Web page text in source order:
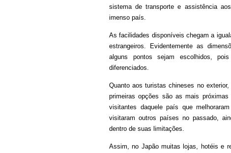
sistema de transporte e assistência
imenso país.
As facilidades disponíveis chegam a
estrangeiros. Evidentemente as
alguns pontos sejam escolhidos,
diferenciados.
Quanto aos turistas chineses no
primeiras opções são as mais
visitantes daquele país que
visitaram outros países no passado,
dentro de suas limitações.
Assim, no Japão muitas lojas, hotéis e